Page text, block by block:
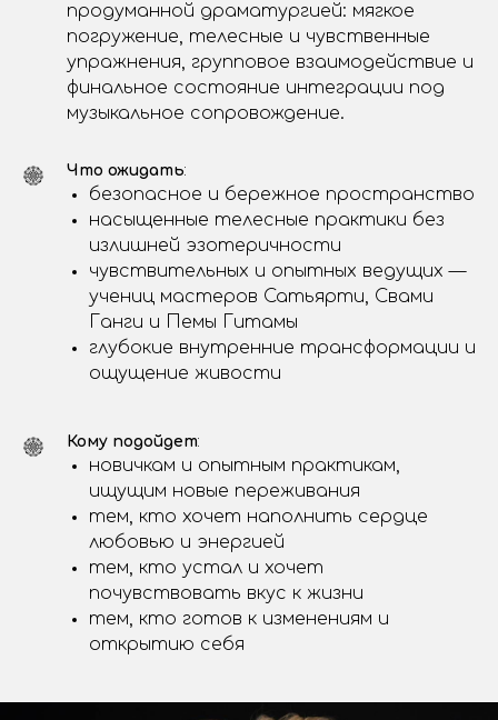
продуманной драматургией: мягкое
погружение, телесные и чувственные
упражнения, групповое взаимодействие и
финальное состояние интеграции под
музыкальное сопровождение.
Что ожидать:
безопасное и бережное пространство
насыщенные телесные практики без
излишней эзотеричности
чувствительных и опытных ведущих —
учениц мастеров Сатьярти, Свами
Ганги и Пемы Гитамы
глубокие внутренние трансформации и
ощущение живости
Кому подойдет:
новичкам и опытным практикам,
ищущим новые переживания
тем, кто хочет наполнить сердце
любовью и энергией
тем, кто устал и хочет
почувствовать вкус к жизни
тем, кто готов к изменениям и
открытию себя